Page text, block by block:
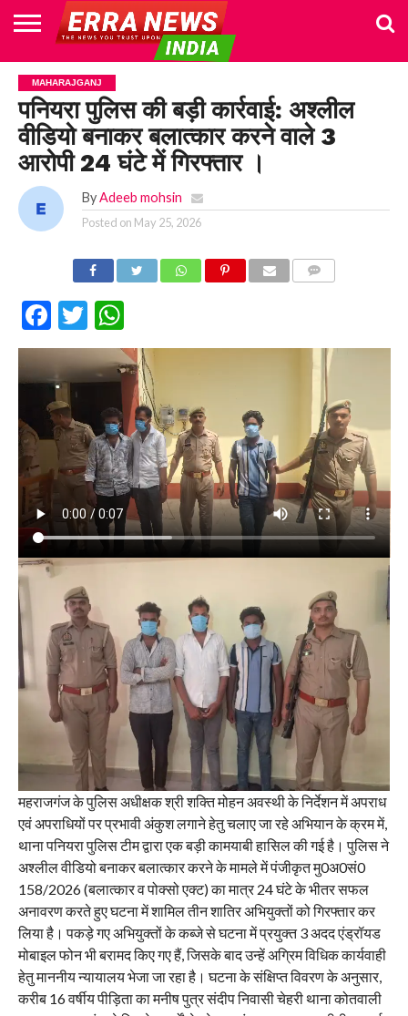
HOME
POLITICS
NEWS
BUSINESS
CULTURE
NATIONAL
SPORTS
LIFESTYLE
TRAVEL
OPINION
BREAKING
NEWS
ENTERTAINMENT
WORLD
CRIME
JOIN
US
MAHARAJGANJ
पनियरा पुलिस की बड़ी कार्रवाई: अश्लील
वीडियो बनाकर बलात्कार करने वाले 3
आरोपी 24 घंटे में गिरफ्तार ।
By Adeeb mohsin
Posted on May 25, 2026
Facebook
Twitter
WhatsApp
महराजगंज के पुलिस अधीक्षक श्री शक्ति मोहन अवस्थी के निर्देशन में अपराध
एवं अपराधियों पर प्रभावी अंकुश लगाने हेतु चलाए जा रहे अभियान के क्रम में,
थाना पनियरा पुलिस टीम द्वारा एक बड़ी कामयाबी हासिल की गई है। पुलिस ने
अश्लील वीडियो बनाकर बलात्कार करने के मामले में पंजीकृत मु0अ0सं0
158/2026 (बलात्कार व पोक्सो एक्ट) का मात्र 24 घंटे के भीतर सफल
अनावरण करते हुए घटना में शामिल तीन शातिर अभियुक्तों को गिरफ्तार कर
लिया है। पकड़े गए अभियुक्तों के कब्जे से घटना में प्रयुक्त 3 अदद एंड्रॉयड
मोबाइल फोन भी बरामद किए गए हैं, जिसके बाद उन्हें अग्रिम विधिक कार्यवाही
हेतु माननीय न्यायालय भेजा जा रहा है। घटना के संक्षिप्त विवरण के अनुसार,
करीब 16 वर्षीय पीड़िता का मनीष पुत्र संदीप निवासी चेहरी थाना कोतवाली